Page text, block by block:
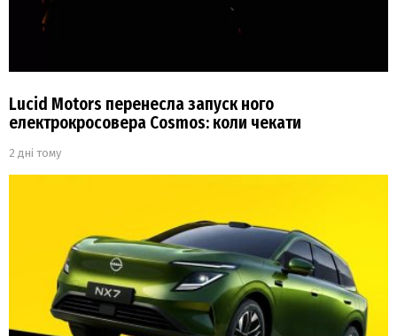
Lucid Motors перенесла запуск ного
електрокросовера Cosmos: коли чекати
2 дні тому